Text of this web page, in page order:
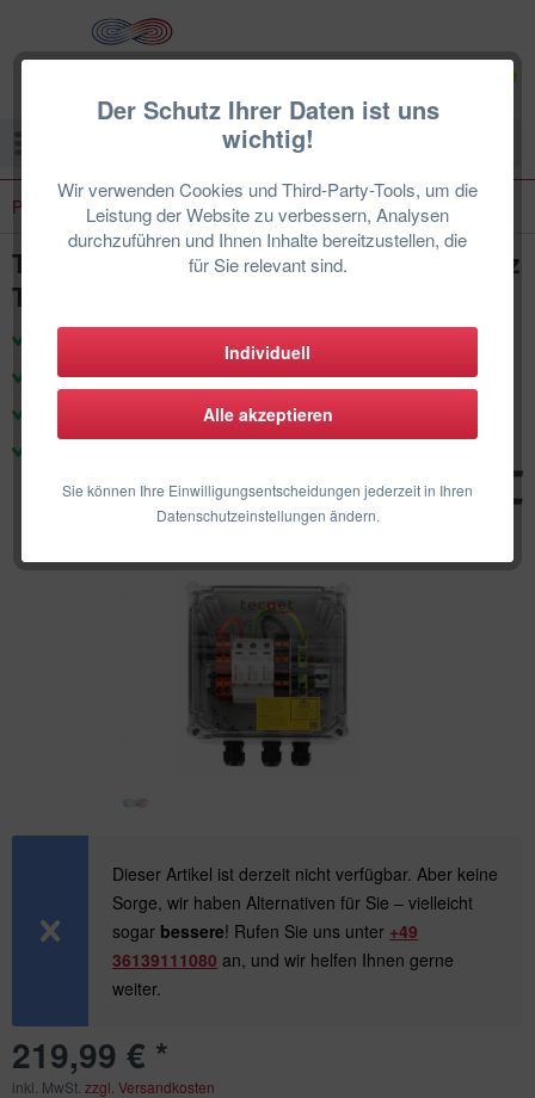
Der Schutz Ihrer Daten ist uns
wichtig!
Wir verwenden Cookies und Third-Party-Tools, um die
Leistung der Website zu verbessern, Analysen
durchzuführen und Ihnen Inhalte bereitzustellen, die
für Sie relevant sind.
Individuell
Alle akzeptieren
Sie können Ihre Einwilligungsentscheidungen jederzeit in Ihren
Datenschutzeinstellungen ändern.
Photovoltaik
TECGET 1100V DC-Überspannungsschutz
Typ 2 für 2 String mit 1 MPP
zertifizierte Techniker & Support
Produkte für den deutschen Markt
100% Herstellergarantie
Dieser Artikel ist derzeit nicht verfügbar. Aber keine
Sorge, wir haben Alternativen für Sie – vielleicht
sogar bessere! Rufen Sie uns unter +49
36139111080 an, und wir helfen Ihnen gerne
weiter.
219,99 € *
inkl. MwSt. zzgl. Versandkosten